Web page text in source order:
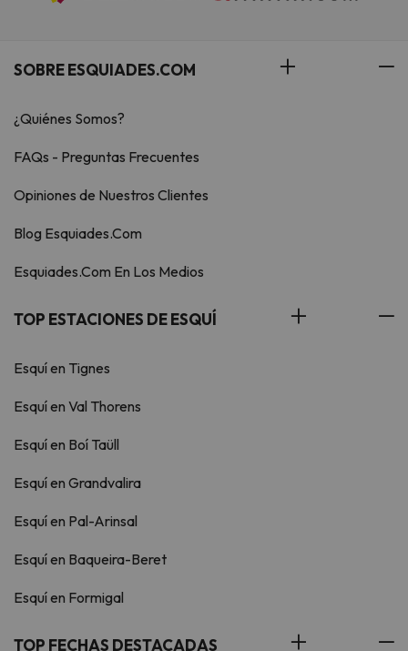
SOBRE ESQUIADES.COM
¿Quiénes Somos?
FAQs - Preguntas Frecuentes
Opiniones de Nuestros Clientes
Blog Esquiades.Com
Esquiades.Com En Los Medios
TOP ESTACIONES DE ESQUÍ
Esquí en Tignes
Esquí en Val Thorens
Esquí en Boí Taüll
Esquí en Grandvalira
Esquí en Pal-Arinsal
Esquí en Baqueira-Beret
Esquí en Formigal
TOP FECHAS DESTACADAS